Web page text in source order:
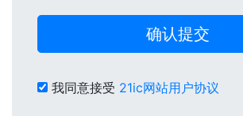
确认提交
我同意接受 21ic网站用户协议